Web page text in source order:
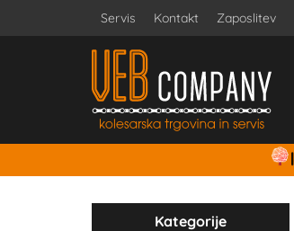
Servis Kontakt Zaposlitev
Kategorije